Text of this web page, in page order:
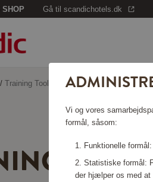
SHOP Gå til scandichotels.dk
/Training Tools
TOOLS
Vi og vores
formål, såsom:
Funktionelle
Statistiske formål:
der hjælper os med at